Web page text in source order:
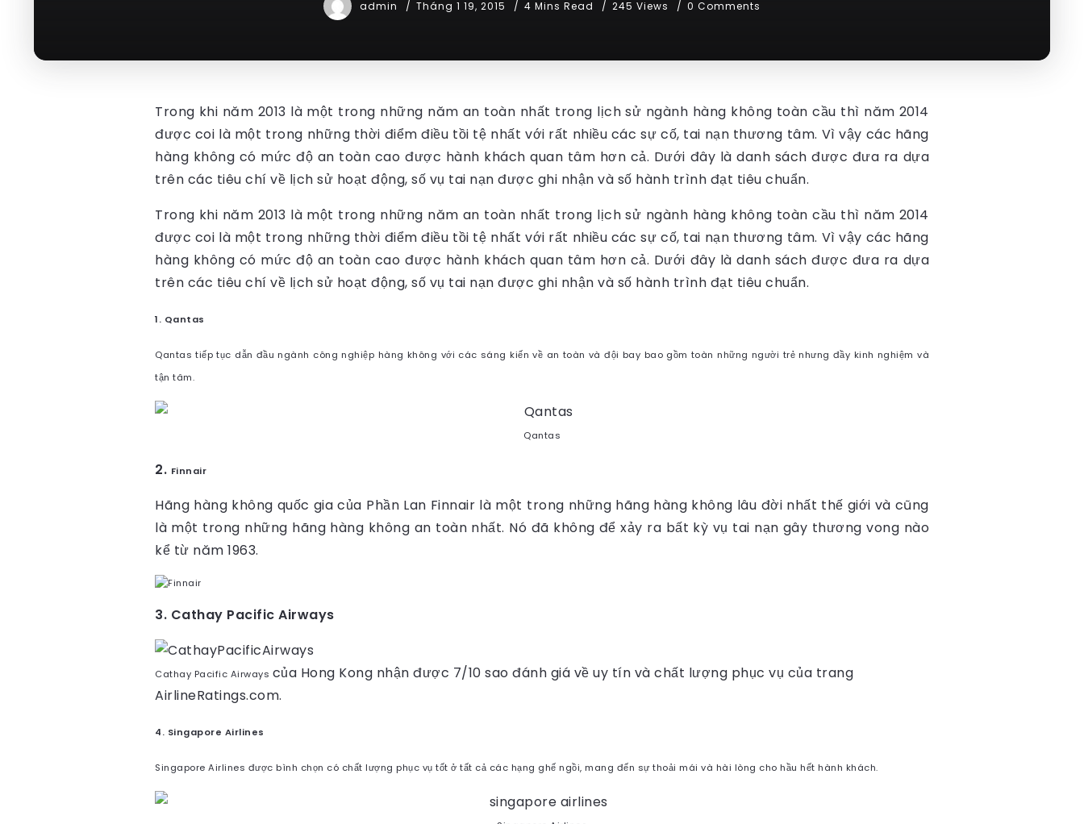
admin Tháng 1 19, 2015 4 Mins Read 245 Views 0 Comments
Trong khi năm 2013 là một trong những năm an toàn nhất trong lịch sử ngành hàng không toàn cầu thì năm 2014
được coi là một trong những thời điểm điều tồi tệ nhất với rất nhiều các sự cố, tai nạn thương tâm. Vì vậy các hãng
hàng không có mức độ an toàn cao được hành khách quan tâm hơn cả. Dưới đây là danh sách được đưa ra dựa
trên các tiêu chí về lịch sử hoạt động, số vụ tai nạn được ghi nhận và số hành trình đạt tiêu chuẩn.
Trong khi năm 2013 là một trong những năm an toàn nhất trong lịch sử ngành hàng không toàn cầu thì năm 2014
được coi là một trong những thời điểm điều tồi tệ nhất với rất nhiều các sự cố, tai nạn thương tâm. Vì vậy các hãng
hàng không có mức độ an toàn cao được hành khách quan tâm hơn cả. Dưới đây là danh sách được đưa ra dựa
trên các tiêu chí về lịch sử hoạt động, số vụ tai nạn được ghi nhận và số hành trình đạt tiêu chuẩn.
1. Qantas
Qantas tiếp tục dẫn đầu ngành công nghiệp hàng không với các sáng kiến về an toàn và đội bay bao gồm toàn những người trẻ nhưng đầy kinh nghiệm và
tận tâm.
Qantas
2. Finnair
Hãng hàng không quốc gia của Phần Lan Finnair là một trong những hãng hàng không lâu đời nhất thế giới và cũng
là một trong những hãng hàng không an toàn nhất. Nó đã không để xảy ra bất kỳ vụ tai nạn gây thương vong nào
kể từ năm 1963.
3. Cathay Pacific Airways
Cathay Pacific Airways của Hong Kong nhận được 7/10 sao đánh giá về uy tín và chất lượng phục vụ của trang
AirlineRatings.com.
4. Singapore Airlines
Singapore Airlines được bình chọn có chất lượng phục vụ tốt ở tất cả các hạng ghế ngồi, mang đến sự thoải mái và hài lòng cho hầu hết hành khách.